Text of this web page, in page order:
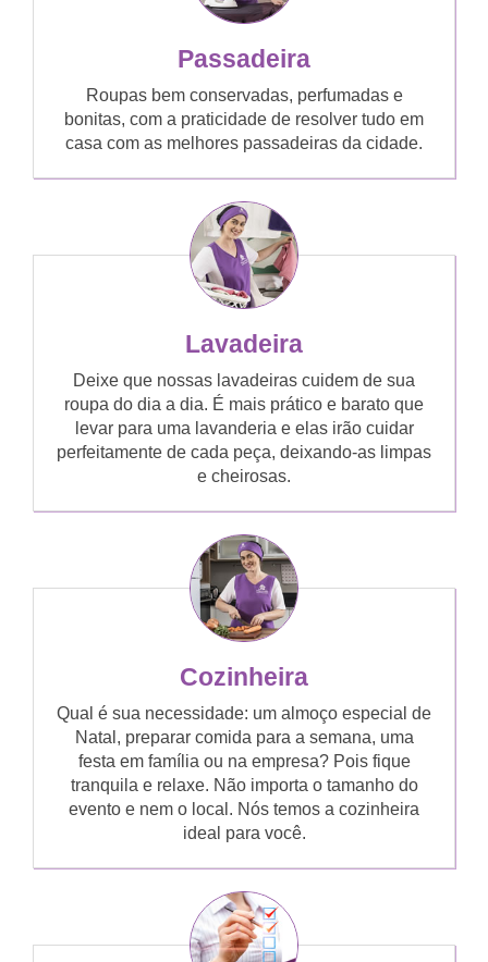
Passadeira
Roupas bem conservadas, perfumadas e
bonitas, com a praticidade de resolver tudo em
casa com as melhores passadeiras da cidade.
Lavadeira
Deixe que nossas lavadeiras cuidem de sua
roupa do dia a dia. É mais prático e barato que
levar para uma lavanderia e elas irão cuidar
perfeitamente de cada peça, deixando-as limpas
e cheirosas.
Cozinheira
Qual é sua necessidade: um almoço especial de
Natal, preparar comida para a semana, uma
festa em família ou na empresa? Pois fique
tranquila e relaxe. Não importa o tamanho do
evento e nem o local. Nós temos a cozinheira
ideal para você.